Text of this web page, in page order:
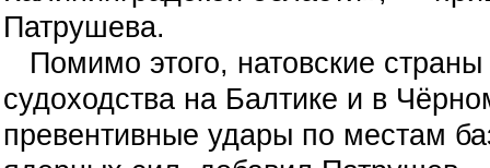
Патрушева.
Помимо этого, натовские страны
судоходства на Балтике и в
превентивные удары по местам